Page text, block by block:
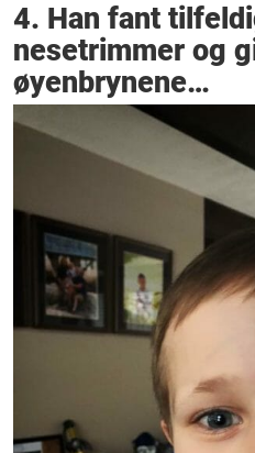
4. Han fant
nesetrimmer og
øyenbrynene…